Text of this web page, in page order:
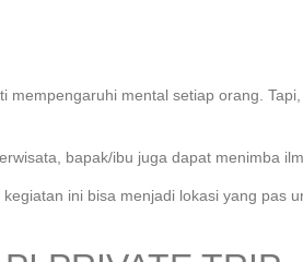
mempengaruhi mental setiap orang.
bapak/ibu juga dapat menimba
kegiatan ini bisa menjadi lokasi yang pas